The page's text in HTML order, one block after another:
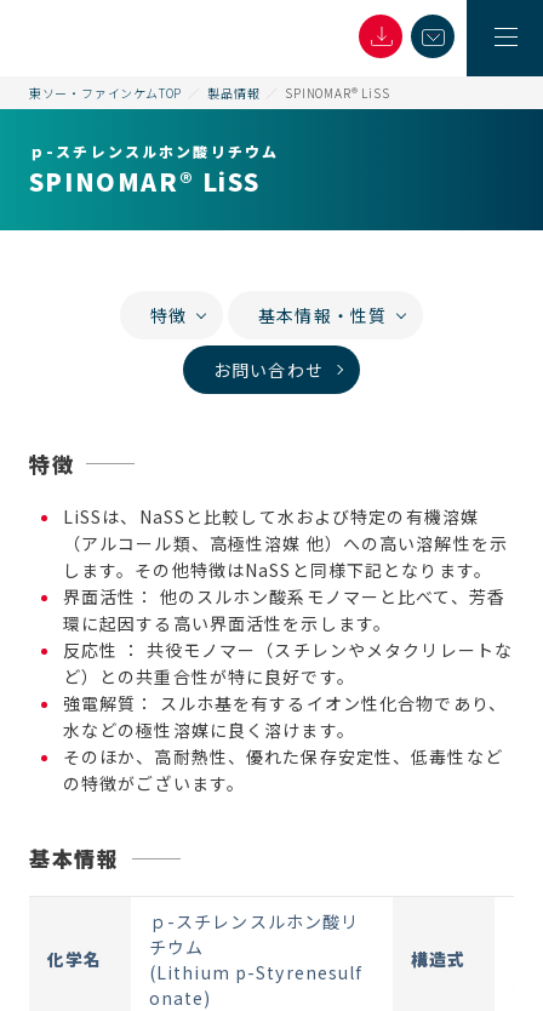
東ソー・ファインケムTOP 製品情報 SPINOMAR® LiSS
ｐ-スチレンスルホン酸リチウム
SPINOMAR® LiSS
特徴 基本情報・性質
お問い合わせ
特徴
LiSSは、NaSSと比較して水および特定の有機溶媒
（アルコール類、高極性溶媒 他）への高い溶解性を示
します。その他特徴はNaSSと同様下記となります。
界面活性： 他のスルホン酸系モノマーと比べて、芳香
環に起因する高い界面活性を示します。
反応性 ： 共役モノマー（スチレンやメタクリレートな
ど）との共重合性が特に良好です。
強電解質： スルホ基を有するイオン性化合物であり、
水などの極性溶媒に良く溶けます。
そのほか、高耐熱性、優れた保存安定性、低毒性など
の特徴がございます。
基本情報
化学名
ｐ-スチレンスルホン酸リ
チウム
(Lithium p-Styrenesulf
onate)
構造式